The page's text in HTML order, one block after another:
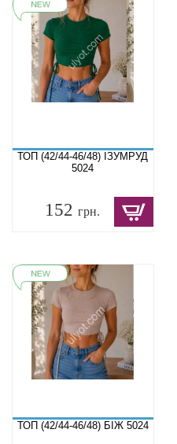
ТОП (42/44-46/48) ІЗУМРУД
5024
152грн.
ТОП (42/44-46/48) БІЖ 5024